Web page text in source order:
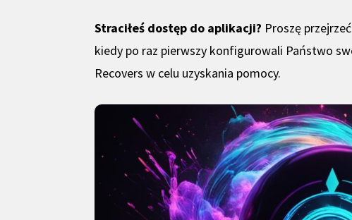
Straciłeś dostęp do aplikacji? Proszę
kiedy po raz pierwszy konfigurowali Państwo
Recovers w celu uzyskania pomocy.